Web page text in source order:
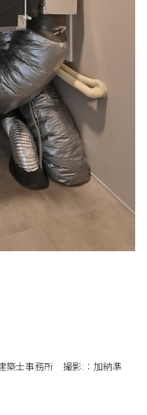
築士事務所 撮影:：加納準